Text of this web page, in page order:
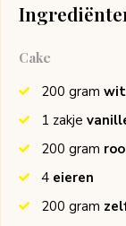
Cake
200 gram
1 zakje
200 gram
4 eieren
200 gram